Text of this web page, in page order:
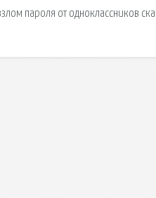
пароля от одноклассников